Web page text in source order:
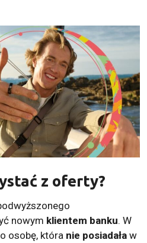
z oferty?
nowym klientem banku. W
osobę, która nie posiadała w